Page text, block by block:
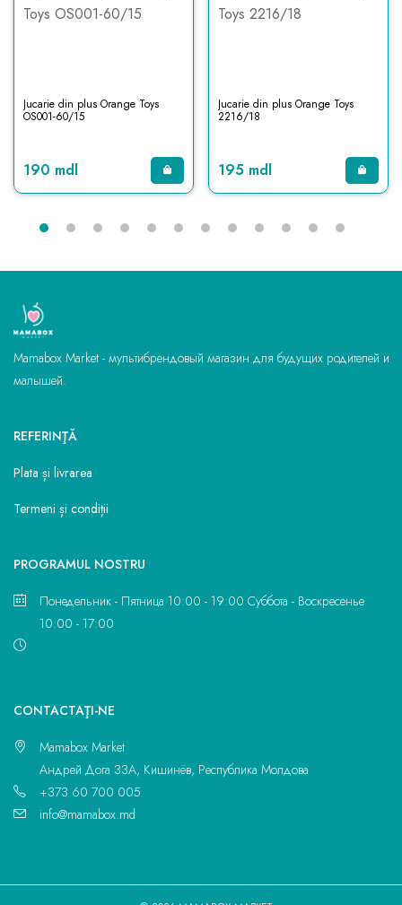
Jucarie din plus Orange Toys
OS001-60/15
190 mdl
Jucarie din plus Orange Toys
2216/18
195 mdl
Mamabox Market - мультибрендовый магазин для будущих родителей и
малышей.
REFERINŢĂ
Plata și livrarea
Termeni și condiții
PROGRAMUL NOSTRU
Понедельник - Пятница 10:00 - 19:00 Суббота - Воскресенье
10:00 - 17:00
CONTACTAŢI-NE
Mamabox Market
Андрей Дога 33A, Кишинёв, Республика Молдова
+373 60 700 005
info@mamabox.md